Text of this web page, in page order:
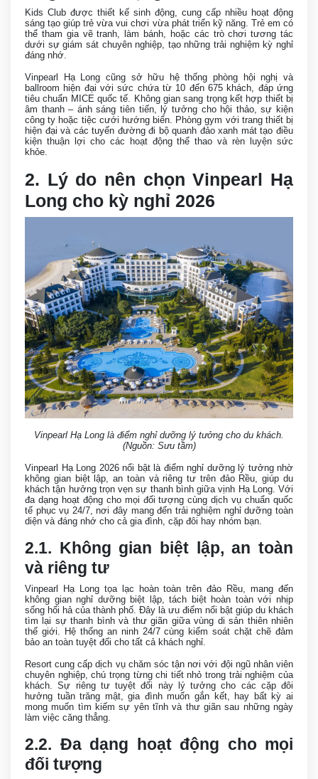
Kids Club được thiết kế sinh động, cung cấp nhiều hoạt động
sáng tạo giúp trẻ vừa vui chơi vừa phát triển kỹ năng. Trẻ em có
thể tham gia vẽ tranh, làm bánh, hoặc các trò chơi tương tác
dưới sự giám sát chuyên nghiệp, tạo những trải nghiệm kỳ nghỉ
đáng nhớ.
Vinpearl Hạ Long cũng sở hữu hệ thống phòng hội nghị và
ballroom hiện đại với sức chứa từ 10 đến 675 khách, đáp ứng
tiêu chuẩn MICE quốc tế. Không gian sang trọng kết hợp thiết bị
âm thanh – ánh sáng tiên tiến, lý tưởng cho hội thảo, sự kiện
công ty hoặc tiệc cưới hướng biển. Phòng gym với trang thiết bị
hiện đại và các tuyến đường đi bộ quanh đảo xanh mát tạo điều
kiện thuận lợi cho các hoạt động thể thao và rèn luyện sức
khỏe.
2. Lý do nên chọn Vinpearl Hạ
Long cho kỳ nghỉ 2026
Vinpearl Hạ Long là điểm nghỉ dưỡng lý tưởng cho du khách.
(Nguồn: Sưu tầm)
Vinpearl Hạ Long 2026 nổi bật là điểm nghỉ dưỡng lý tưởng nhờ
không gian biệt lập, an toàn và riêng tư trên đảo Rều, giúp du
khách tận hưởng trọn vẹn sự thanh bình giữa vịnh Hạ Long. Với
đa dạng hoạt động cho mọi đối tượng cùng dịch vụ chuẩn quốc
tế phục vụ 24/7, nơi đây mang đến trải nghiệm nghỉ dưỡng toàn
diện và đáng nhớ cho cả gia đình, cặp đôi hay nhóm bạn.
2.1. Không gian biệt lập, an toàn
và riêng tư
Vinpearl Hạ Long tọa lạc hoàn toàn trên đảo Rều, mang đến
không gian nghỉ dưỡng biệt lập, tách biệt hoàn toàn với nhịp
sống hối hả của thành phố. Đây là ưu điểm nổi bật giúp du khách
tìm lại sự thanh bình và thư giãn giữa vùng di sản thiên nhiên
thế giới. Hệ thống an ninh 24/7 cùng kiểm soát chặt chẽ đảm
bảo an toàn tuyệt đối cho tất cả khách nghỉ.
Resort cung cấp dịch vụ chăm sóc tận nơi với đội ngũ nhân viên
chuyên nghiệp, chú trọng từng chi tiết nhỏ trong trải nghiệm của
khách. Sự riêng tư tuyệt đối này lý tưởng cho các cặp đôi
hưởng tuần trăng mật, gia đình muốn gắn kết, hay bất kỳ ai
mong muốn tìm kiếm sự yên tĩnh và thư giãn sau những ngày
làm việc căng thẳng.
2.2. Đa dạng hoạt động cho mọi
đối tượng